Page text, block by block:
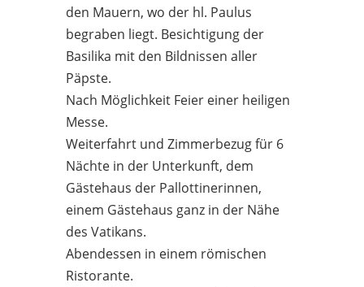
den Mauern, wo der hl. Paulus
begraben liegt. Besichtigung der
Basilika mit den Bildnissen aller
Päpste.
Nach Möglichkeit Feier einer heiligen
Messe.
Weiterfahrt und Zimmerbezug für 6
Nächte in der Unterkunft, dem
Gästehaus der Pallottinerinnen,
einem Gästehaus ganz in der Nähe
des Vatikans.
Abendessen in einem römischen
Ristorante.